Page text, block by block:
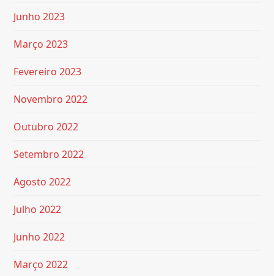
Junho 2023
Março 2023
Fevereiro 2023
Novembro 2022
Outubro 2022
Setembro 2022
Agosto 2022
Julho 2022
Junho 2022
Março 2022